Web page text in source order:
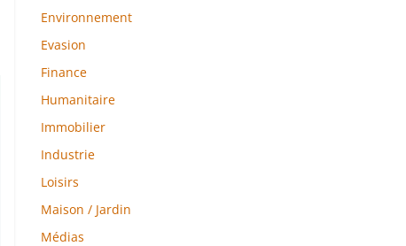
Environnement
Evasion
Finance
Humanitaire
Immobilier
Industrie
Loisirs
Maison / Jardin
Médias